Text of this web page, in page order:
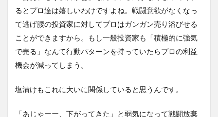
るとプロ達は嬉しいわけですよね。戦闘意欲がなくなっ
て逃げ腰の投資家に対してプロはガンガン売り浴びせる
ことができますから。もし一般投資家も「積極的に強気
で売る」なんて行動パターンを持っていたらプロの利益
機会が減ってしまう。
塩漬けもこれに大いに関係していると思うんです。
「あじゃーー、下がってきた」と弱気になって戦闘放棄